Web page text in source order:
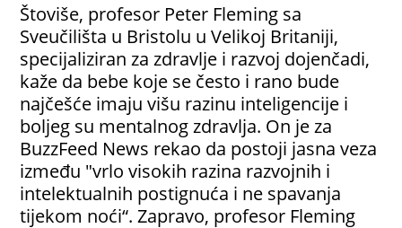
Štoviše, profesor Peter Fleming sa
Sveučilišta u Bristolu u Velikoj Britaniji,
specijaliziran za zdravlje i razvoj dojenčadi,
kaže da bebe koje se često i rano bude
najčešće imaju višu razinu inteligencije i
boljeg su mentalnog zdravlja. On je za
BuzzFeed News rekao da postoji jasna veza
između "vrlo visokih razina razvojnih i
intelektualnih postignuća i ne spavanja
tijekom noći“. Zapravo, profesor Fleming